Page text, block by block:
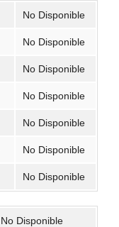
No Disponible
No Disponible
No Disponible
No Disponible
No Disponible
No Disponible
No Disponible
No Disponible